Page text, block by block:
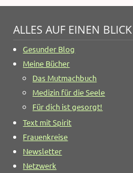
ALLES AUF EINEN BLICK
Gesunder Blog
Meine Bücher
Das Mutmachbuch
Medizin für die Seele
Für dich ist gesorgt!
Text mit Spirit
Frauenkreise
Newsletter
Netzwerk